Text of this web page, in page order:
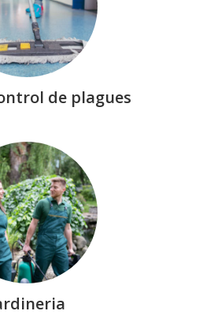
de plagues